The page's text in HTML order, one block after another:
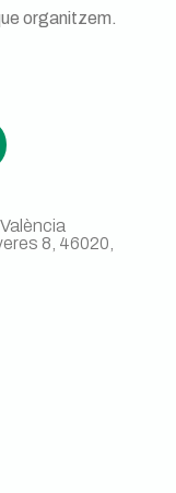
organitzem.
8, 46020,